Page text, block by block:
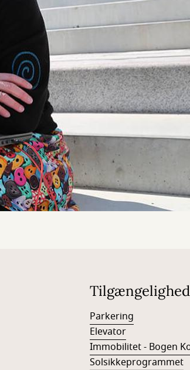
Tilgængelighed
Parkering
Elevator
Immobilitet - Bogen
Solsikkeprogrammet